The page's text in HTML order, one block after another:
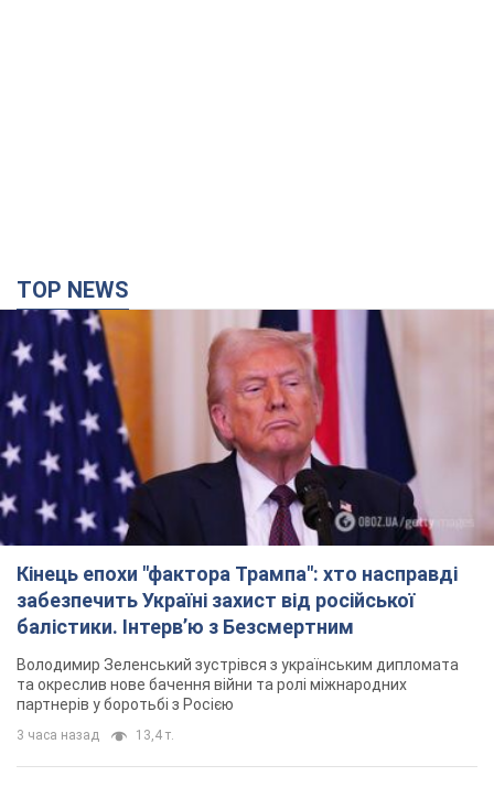
TOP NEWS
Кінець епохи "фактора Трампа": хто насправді
забезпечить Україні захист від російської
балістики. Інтерв’ю з Безсмертним
Володимир Зеленський зустрівся з українським дипломата
та окреслив нове бачення війни та ролі міжнародних
партнерів у боротьбі з Росією
3 часа назад 13,4 т.